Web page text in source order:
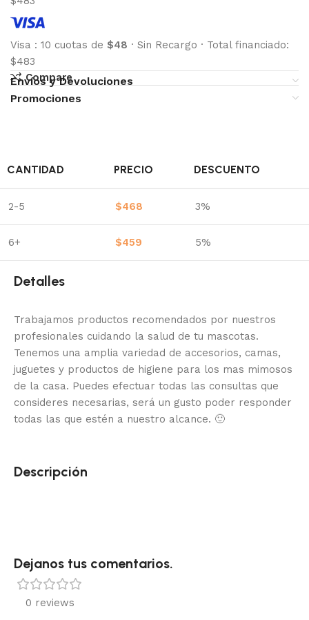
Visa : 10 cuotas de $48 · Sin Recargo · Total financiado:
$483
Compare
Envíos y Devoluciones
Promociones
CANTIDAD PRECIO DESCUENTO
2-5 $468 3%
6+ $459 5%
Detalles
Trabajamos productos recomendados por nuestros
profesionales cuidando la salud de tu mascotas.
Tenemos una amplia variedad de accesorios, camas,
juguetes y productos de higiene para los mas mimosos
de la casa. Puedes efectuar todas las consultas que
consideres necesarias, será un gusto poder responder
todas las que estén a nuestro alcance. 🙂
Descripción
Dejanos tus comentarios.
0 reviews